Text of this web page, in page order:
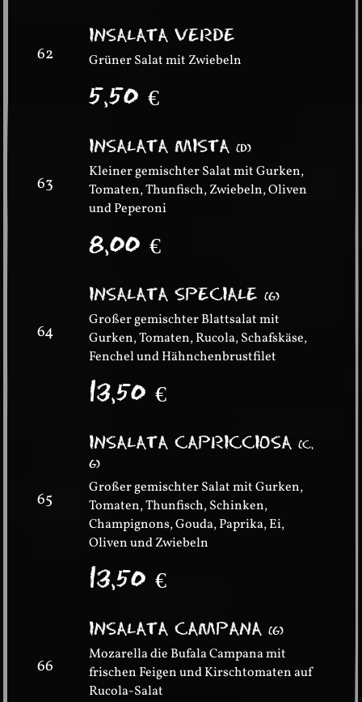
62
INSALATA VERDE
Grüner Salat mit Zwiebeln
5,50€
63
INSALATA MISTA(D)
Kleiner gemischter Salat mit Gurken,
Tomaten, Thunfisch, Zwiebeln, Oliven
und Peperoni
8,00€
64
INSALATA SPECIALE(G)
Großer gemischter Blattsalat mit
Gurken, Tomaten, Rucola, Schafskäse,
Fenchel und Hähnchenbrustfilet
13,50€
65
INSALATA CAPRICCIOSA(C,
G)
Großer gemischter Salat mit Gurken,
Tomaten, Thunfisch, Schinken,
Champignons, Gouda, Paprika, Ei,
Oliven und Zwiebeln
13,50€
66
INSALATA CAMPANA(G)
Mozarella die Bufala Campana mit
frischen Feigen und Kirschtomaten auf
Rucola-Salat